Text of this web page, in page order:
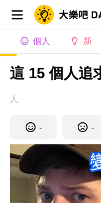
個人 新
這 15 個人追
人
- -